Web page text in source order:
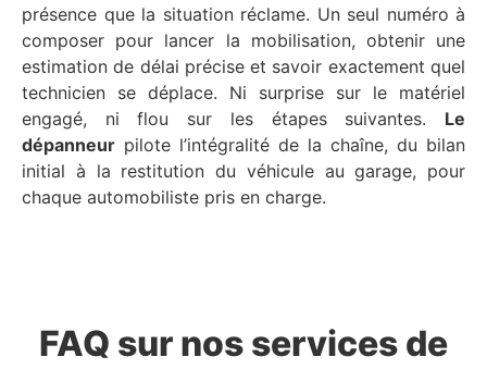
présence que la situation réclame. Un seul numéro à
composer pour lancer la mobilisation, obtenir une
estimation de délai précise et savoir exactement quel
technicien se déplace. Ni surprise sur le matériel
engagé, ni flou sur les étapes suivantes. Le
dépanneur pilote l’intégralité de la chaîne, du bilan
initial à la restitution du véhicule au garage, pour
chaque automobiliste pris en charge.
FAQ sur nos services de